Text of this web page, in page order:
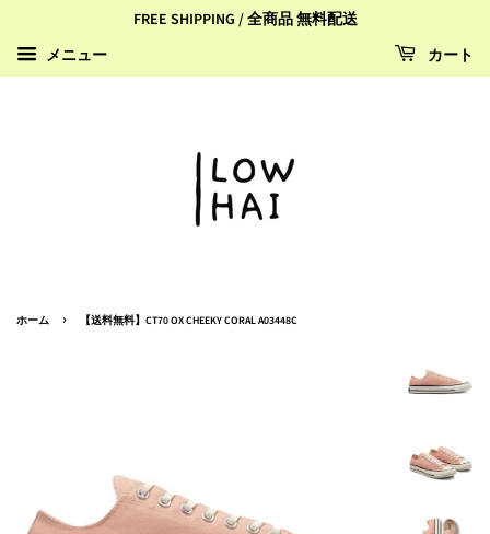
FREE SHIPPING / 全商品 無料配送
メニュー カート
ホーム › 【送料無料】CT70 OX CHEEKY CORAL A03448C